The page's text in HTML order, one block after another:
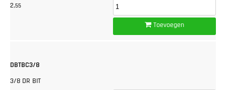
2,55
Toevoegen
DBTBC3/8
3/8 DR BIT